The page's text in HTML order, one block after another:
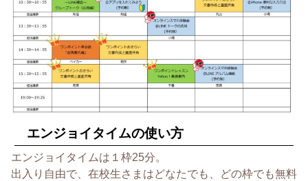
エンジョイタイムの使い方
エンジョイタイムは１枠25分。
出入り自由で、在校生さまはどなたでも、どの枠でも無料